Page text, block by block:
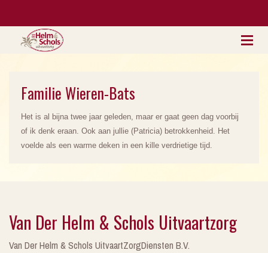
Familie Wieren-Bats
Het is al bijna twee jaar geleden, maar er gaat geen dag voorbij
of ik denk eraan. Ook aan jullie (Patricia) betrokkenheid. Het
voelde als een warme deken in een kille verdrietige tijd.
Van Der Helm & Schols Uitvaartzorg
Van Der Helm & Schols UitvaartZorgDiensten B.V.